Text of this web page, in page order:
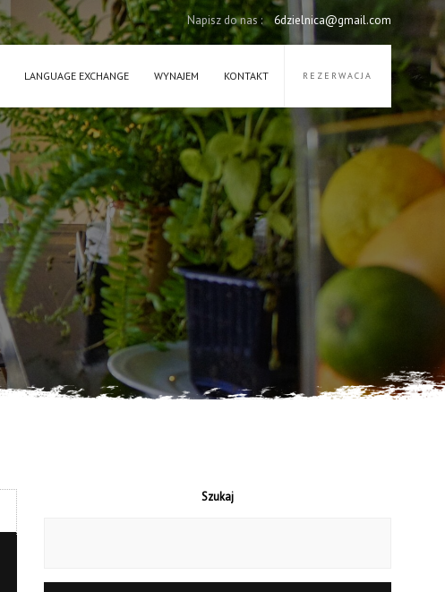
Napisz do nas : 6dzielnica@gmail.com
REZERWACJA
LANGUAGE EXCHANGE WYNAJEM KONTAKT
Szukaj